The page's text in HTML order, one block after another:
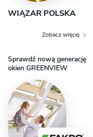
WIĄZAR POLSKA
Zobacz więcej
Sprawdź nową generację
okien GREENVIEW